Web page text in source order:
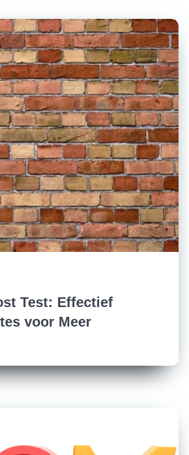
Test: Effectief
voor Meer